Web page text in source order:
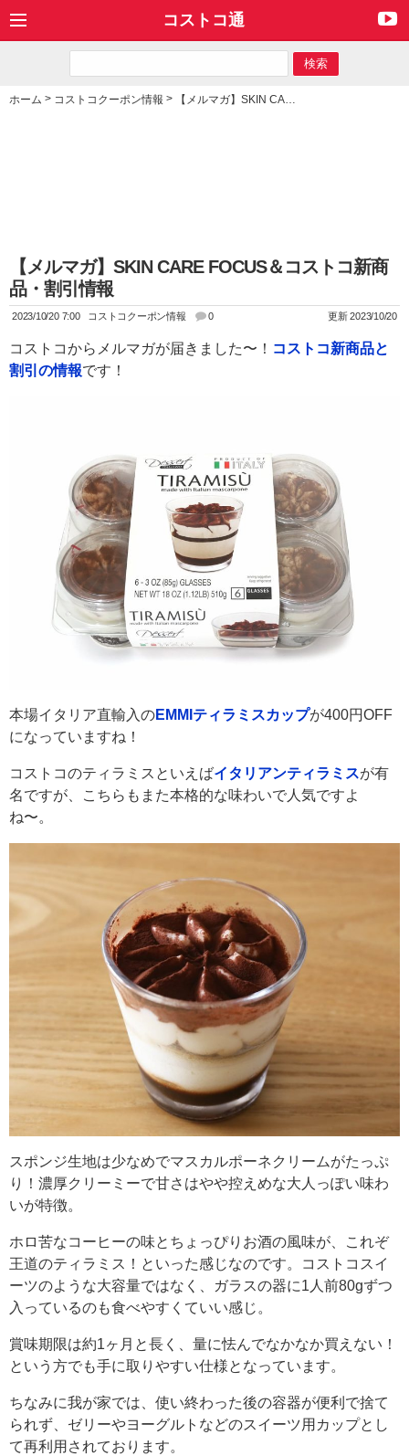
コストコ通
ホーム > コストコクーポン情報 > 【メルマガ】SKIN CARE FOCUS＆コストコ新商品・割引情報
【メルマガ】SKIN CARE FOCUS＆コストコ新商
品・割引情報
2023/10/20 7:00 コストコクーポン情報 0 更新 2023/10/20
コストコからメルマガが届きました〜！ コストコ新商品と
割引の情報です！
本場イタリア直輸入のEMMIティラミスカップが400円OFF
になっていますね！
コストコのティラミスといえばイタリアンティラミスが有
名ですが、こちらもまた本格的な味わいで人気ですよ
ね〜。
スポンジ生地は少なめでマスカルポーネクリームがたっぷ
り！濃厚クリーミーで甘さはやや控えめな大人っぽい味わ
いが特徴。
ホロ苦なコーヒーの味とちょっぴりお酒の風味が、これぞ
王道のティラミス！といった感じなのです。コストコスイ
ーツのような大容量ではなく、ガラスの器に1人前80gずつ
入っているのも食べやすくていい感じ。
賞味期限は約1ヶ月と長く、量に怯んでなかなか買えない！
という方でも手に取りやすい仕様となっています。
ちなみに我が家では、使い終わった後の容器が便利で捨て
られず、ゼリーやヨーグルトなどのスイーツ用カップとし
て再利用されております。